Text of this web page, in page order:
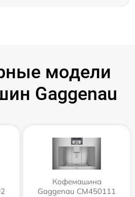
модели
Gaggenau
Кофемашина
Gaggenau CM450111